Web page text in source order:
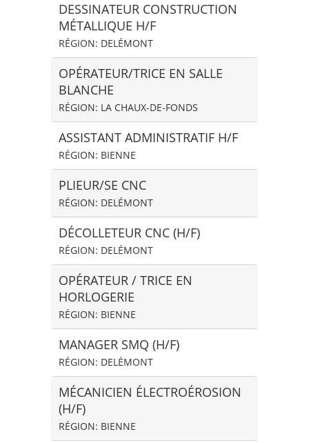
DESSINATEUR CONSTRUCTION
MÉTALLIQUE H/F
RÉGION: DELÉMONT
OPÉRATEUR/TRICE EN SALLE
BLANCHE
RÉGION: LA CHAUX-DE-FONDS
ASSISTANT ADMINISTRATIF H/F
RÉGION: BIENNE
PLIEUR/SE CNC
RÉGION: DELÉMONT
DÉCOLLETEUR CNC (H/F)
RÉGION: DELÉMONT
OPÉRATEUR / TRICE EN
HORLOGERIE
RÉGION: BIENNE
MANAGER SMQ (H/F)
RÉGION: DELÉMONT
MÉCANICIEN ÉLECTROÉROSION
(H/F)
RÉGION: BIENNE